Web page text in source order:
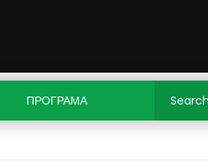
ПРОГРАМА